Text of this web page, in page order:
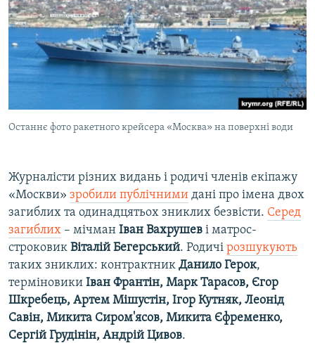
Останнє фото ракетного крейсера «Москва» на поверхні води
Журналісти різних видань і родичі членів екіпажу
«Москви» зробили публічними дані про імена двох
загиблих та одинадцятьох зниклих безвісти. Серед
загиблих – мічман Іван Вахрушев і матрос-
строковик Віталій Бегерський. Родичі розшукують
таких зниклих: контрактник Данило Герок,
терміновики Іван Франтін, Марк Тарасов, Єгор
Шкребець, Артем Мішустін, Ігор Кутняк, Леонід
Савін, Микита Сиром'ясов, Микита Єфременко,
Сергій Грудінін, Андрій Цивов.